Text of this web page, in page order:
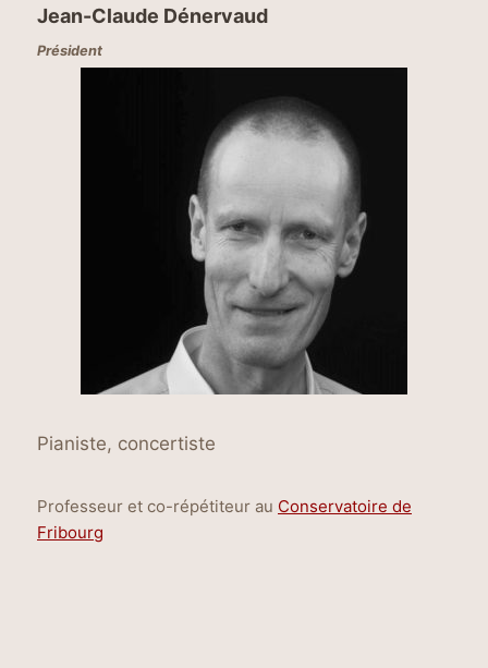
Jean-Claude Dénervaud
Président
Pianiste, concertiste
Professeur et co-répétiteur au Conservatoire de
Fribourg